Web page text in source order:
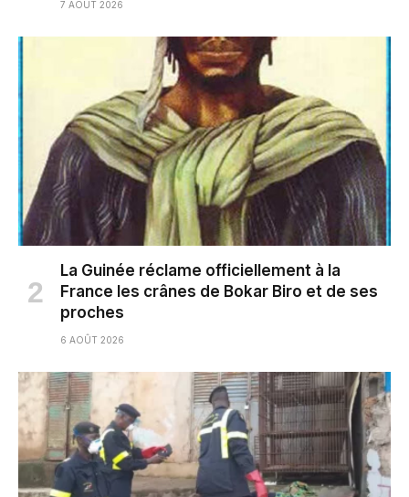
7 AOÛT 2026
La Guinée réclame officiellement à la
France les crânes de Bokar Biro et de ses
proches
6 AOÛT 2026